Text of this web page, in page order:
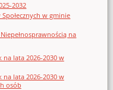
2032
w gminie
na
na lata 2026-2030 w
na lata 2026-2030 w
osób